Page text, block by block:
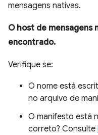
mensagens nativas.
O host de mensagens
encontrado.
Verifique se:
O nome está
no arquivo de
O manifesto está
correto? Consulte